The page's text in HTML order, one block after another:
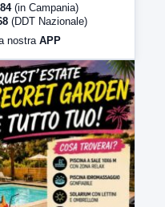
LabNews (Diretta)
LabNews (replica)
(in Campania)
(DDT Nazionale)
nostra APP